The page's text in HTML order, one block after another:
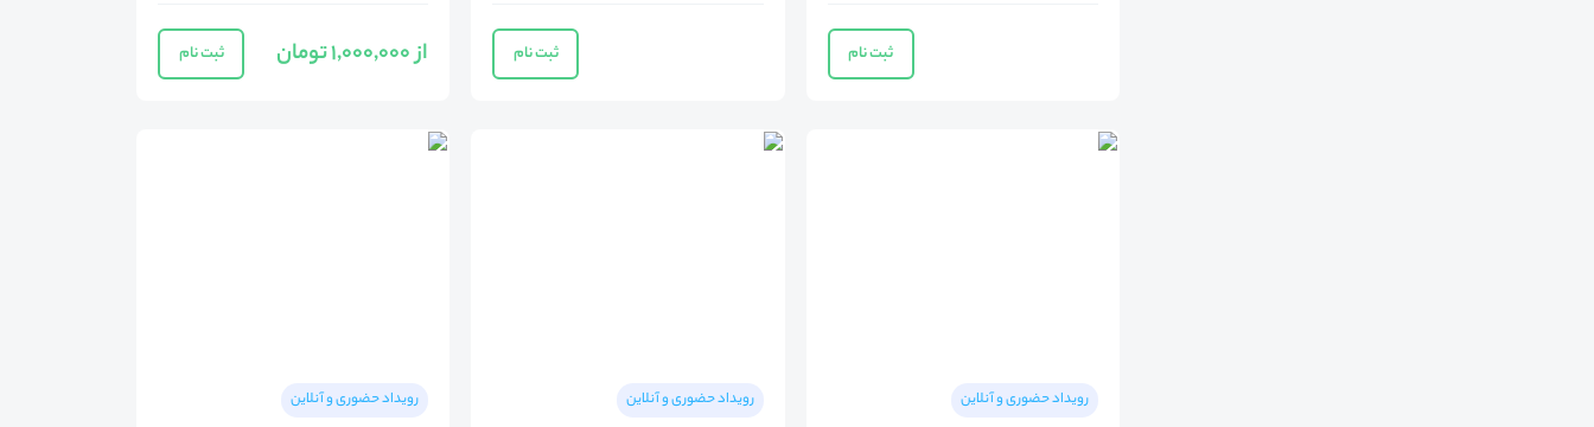
ثبت نام ثبت نام از 1,000,000 تومان ثبت نام
رویداد حضوری و آنلاین رویداد حضوری و آنلاین رویداد حضوری و آنلاین